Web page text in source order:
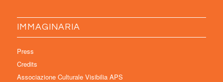
IMMAGINARIA
Press
Credits
Associazione Culturale Visibilia APS